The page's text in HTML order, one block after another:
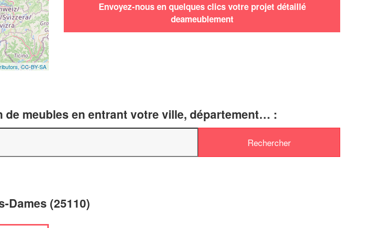
CC-BY-SA
Envoyez-nous en quelques clics votre projet détaillé
deameublement
meubles en entrant votre ville, département… :
Dames (25110)
✕
Vous êtes un
professionnel ?